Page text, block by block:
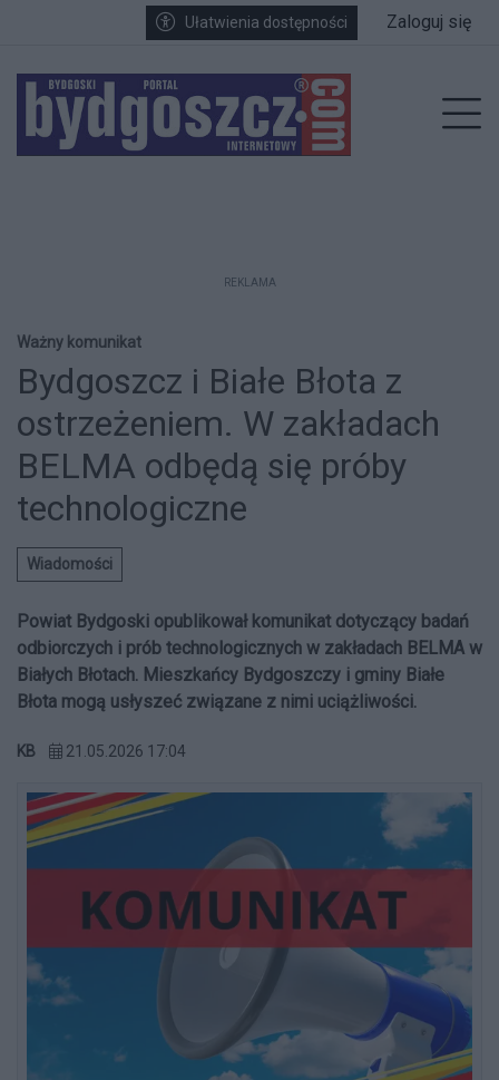
Przejdź do głównych treści
Przejdź do wyszukiwarki
Przejdź do głównego menuUłatwienia dostępności Zaloguj się
REKLAMA
Ważny komunikat
Bydgoszcz i Białe Błota z
ostrzeżeniem. W zakładach
BELMA odbędą się próby
technologiczne
Wiadomości
Powiat Bydgoski opublikował komunikat dotyczący badań
odbiorczych i prób technologicznych w zakładach BELMA w
Białych Błotach. Mieszkańcy Bydgoszczy i gminy Białe
Błota mogą usłyszeć związane z nimi uciążliwości.
KB 21.05.2026 17:04